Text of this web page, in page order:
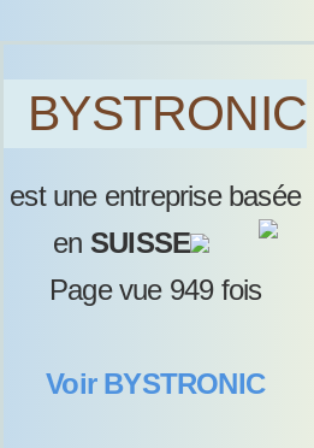
BYSTRONIC
est une entreprise basée
en SUISSE
Page vue 949 fois
Voir BYSTRONIC